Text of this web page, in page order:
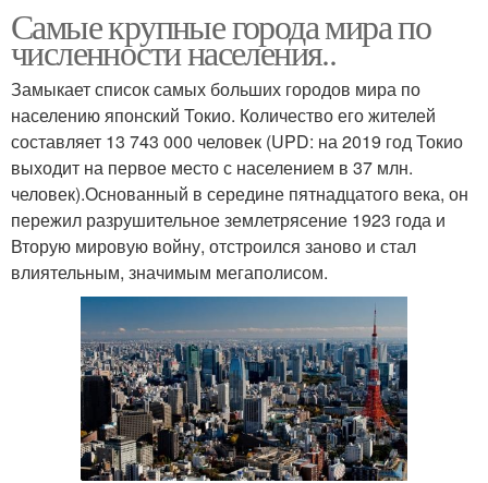
Самые крупные города мира по
численности населения..
Замыкает список самых больших городов мира по
населению японский Токио. Количество его жителей
составляет 13 743 000 человек (UPD: на 2019 год Токио
выходит на первое место с населением в 37 млн.
человек).Основанный в середине пятнадцатого века, он
пережил разрушительное землетрясение 1923 года и
Вторую мировую войну, отстроился заново и стал
влиятельным, значимым мегаполисом.